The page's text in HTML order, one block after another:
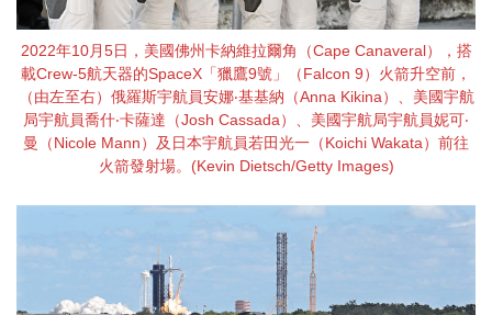
2022年10月5日，美國佛州卡納維拉爾角（Cape Canaveral），搭
載Crew-5航天器的SpaceX「獵鷹9號」（Falcon 9）火箭升空前，
（由左至右）俄羅斯宇航員安娜‧基基納（Anna Kikina）、美國宇航
局宇航員喬什‧卡薩達（Josh Cassada）、美國宇航局宇航員妮可‧
曼（Nicole Mann）及日本宇航員若田光一（Koichi Wakata）前往
火箭發射場。(Kevin Dietsch/Getty Images)